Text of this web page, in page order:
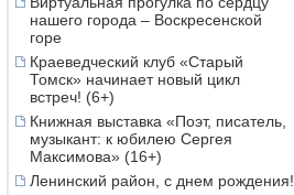
нашего города – Воскресенской
горе
Краеведческий клуб «Старый
Томск» начинает новый цикл
встреч! (6+)
Книжная выставка «Поэт, писатель,
музыкант: к юбилею Сергея
Максимова» (16+)
Ленинский район, с днем рождения!